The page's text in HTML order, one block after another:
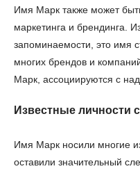
Имя Марк также может
маркетинга и брендинга.
запоминаемости, это имя
многих брендов и
Марк, ассоциируются с
Известные личности
Имя Марк носили многие
оставили значительный